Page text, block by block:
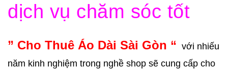
dịch vụ chăm sóc tốt
” Cho Thuê Áo Dài Sài Gòn “ với nhiếu
năm kinh nghiệm trong nghề shop sẽ cung cấp cho